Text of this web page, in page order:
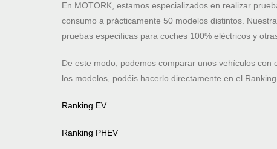
En MOTORK, estamos especializados en realizar
consumo a prácticamente 50 modelos distintos.
pruebas especificas para coches 100% eléctricos y
De este modo, podemos comparar unos vehículos
los modelos, podéis hacerlo directamente en el
Ranking EV
Ranking PHEV